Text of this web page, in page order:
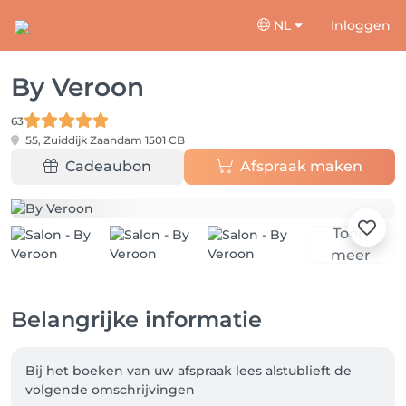
NL Inloggen
By Veroon
63
55, Zuiddijk Zaandam 1501 CB
Cadeaubon Afspraak maken
Toon
meer
Belangrijke informatie
Bij het boeken van uw afspraak lees alstublieft de
volgende omschrijvingen